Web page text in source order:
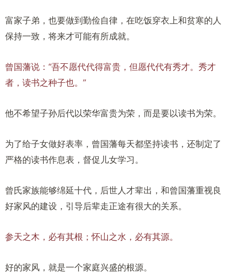
富家子弟，也要做到勤俭自律，在吃饭穿衣上和贫寒的人
保持一致，将来才可能有所成就。
曾国藩说：“吾不愿代代得富贵，但愿代代有秀才。秀才
者，读书之种子也。”
他不希望子孙后代以荣华富贵为荣，而是要以读书为荣。
为了给子女做好表率，曾国藩每天都坚持读书，还制定了
严格的读书作息表，督促儿女学习。
曾氏家族能够绵延十代，后世人才辈出，和曾国藩重视良
好家风的建设，引导后辈走正途有很大的关系。
参天之木，必有其根；怀山之水，必有其源。
好的家风，就是一个家庭兴盛的根源。